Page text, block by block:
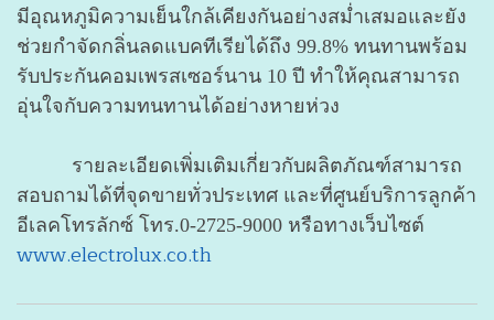
มีอุณหภูมิความเย็นใกล้เคียงกันอย่างสม่ำเสมอและยัง
ช่วยกำจัดกลิ่นลดแบคทีเรียได้ถึง 99.8% ทนทานพร้อม
รับประกันคอมเพรสเซอร์นาน 10 ปี ทำให้คุณสามารถ
อุ่นใจกับความทนทานได้อย่างหายห่วง
รายละเอียดเพิ่มเติมเกี่ยวกับผลิตภัณฑ์สามารถ
สอบถามได้ที่จุดขายทั่วประเทศ และที่ศูนย์บริการลูกค้า
อีเลคโทรลักซ์ โทร.0-2725-9000 หรือทางเว็บไซต์
www.electrolux.co.th